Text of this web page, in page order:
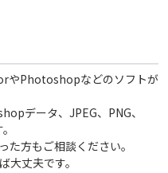
やPhotoshopなどのソフトが
データ、JPEG、PNG、
た方もご相談ください。
大丈夫です。